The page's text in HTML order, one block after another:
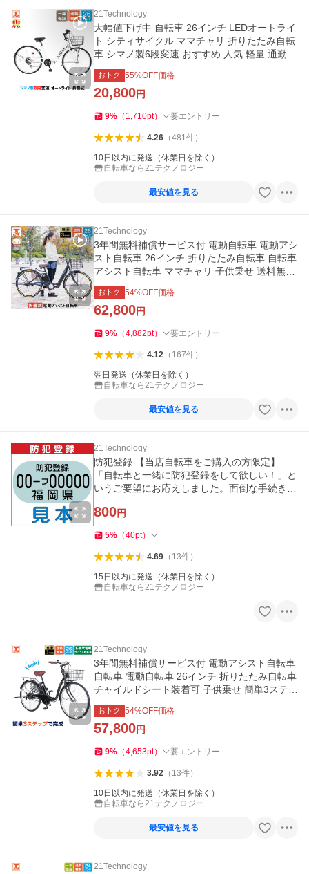
21Technology
大幅値下げ中 自転車 26インチ LEDオートライ
ト シティサイクル ママチャリ 折りたたみ自転
車 シマノ製6段変速 おすすめ 人気 軽量 通勤
送料無料 CTA266
おトク 55%OFF価格
20,800円
9% （ 1,710pt） 要エントリー
4.26（481件）
10日以内に発送（休業日を除く）
自転車なら21テクノロジー
最安値を見る
21Technology
3年間無料補償サービス付 電動自転車 電動アシ
スト自転車 26インチ 折りたたみ自転車 自転車
アシスト自転車 ママチャリ 子供乗せ 送料無料
AO260
おトク 54%OFF価格
62,800円
9% （4,882pt） 要エントリー
4.12（ 167件）
翌日発送（休業日を除く）
自転車なら21テクノロジー
最安値を見る
21Technology
防犯登録 【当店自転車をご購入の方限定】
「自転車と一緒に防犯登録をして欲しい！」と
いうご要望にお応えしました。面倒な手続きは
800円
5% （40pt）
4.69（ 13件）
15日以内に発送（休業日を除く）
自転車なら21テクノロジー
21Technology
3年間無料補償サービス付 電動アシスト自転車
自転車 電動自転車 26インチ 折りたたみ自転車
チャイルドシート装着可 子供乗せ 簡単3ステッ
プで完成NEMC260
おトク 54%OFF価格
57,800円
9% （4,653pt） 要エントリー
3.92（ 13件）
10日以内に発送（休業日を除く）
自転車なら21テクノロジー
最安値を見る
21Technology